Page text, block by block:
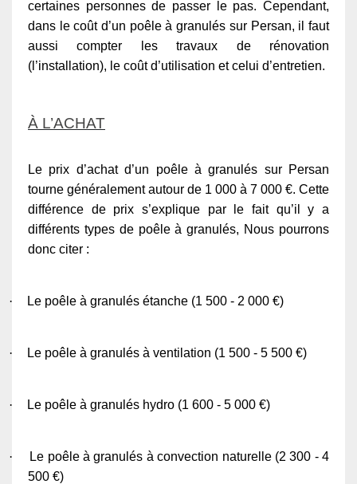
certaines personnes de passer le pas. Cependant,
dans le coût d’un poêle à granulés sur Persan, il faut
aussi compter les travaux de rénovation
(l’installation), le coût d’utilisation et celui d’entretien.
À L’ACHAT
Le prix d’achat d’un poêle à granulés sur Persan
tourne généralement autour de 1 000 à 7 000 €. Cette
différence de prix s’explique par le fait qu’il y a
différents types de poêle à granulés, Nous pourrons
donc citer :
· Le poêle à granulés étanche (1 500 - 2 000 €)
· Le poêle à granulés à ventilation (1 500 - 5 500 €)
· Le poêle à granulés hydro (1 600 - 5 000 €)
·
Le poêle à granulés à convection naturelle (2 300 - 4
500 €)